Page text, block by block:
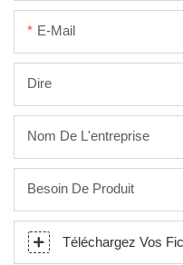
E-Mail
Dire
Nom De L'entreprise
Besoin De Produit
Téléchargez Vos